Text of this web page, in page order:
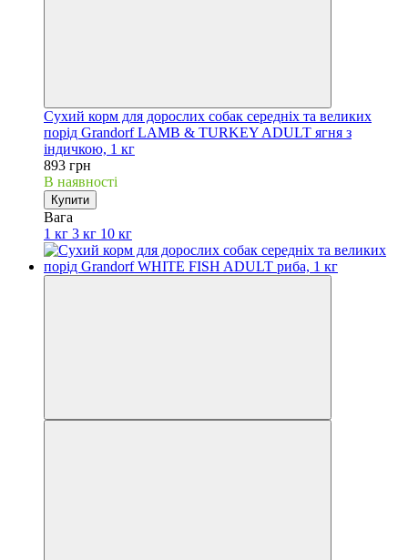
Сухий корм для дорослих собак середніх та великих
порід Grandorf LAMB & TURKEY ADULT ягня з
індичкою, 1 кг
893 грн
В наявності
Купити
Вага
1 кг 3 кг 10 кг